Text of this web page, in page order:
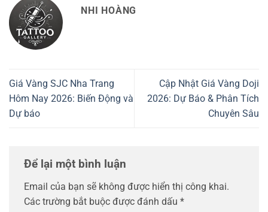
NHI HOÀNG
Giá Vàng SJC Nha Trang
Hôm Nay 2026: Biến Động và
Dự báo
Cập Nhật Giá Vàng Doji
2026: Dự Báo & Phân Tích
Chuyên Sâu
Để lại một bình luận
Email của bạn sẽ không được hiển thị công khai.
Các trường bắt buộc được đánh dấu *